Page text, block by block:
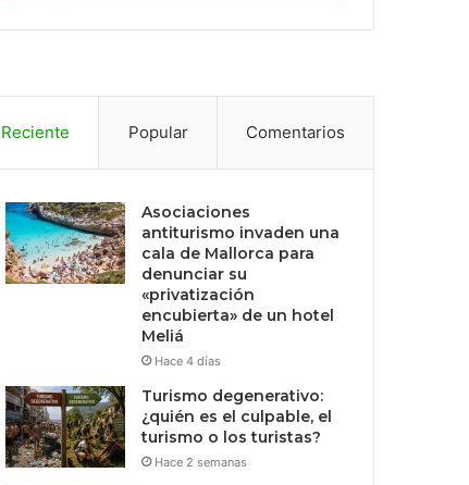
Reciente Popular Comentarios
Asociaciones
antiturismo invaden una
cala de Mallorca para
denunciar su
«privatización
encubierta» de un hotel
Meliá
Hace 4 días
Turismo degenerativo:
¿quién es el culpable, el
turismo o los turistas?
Hace 2 semanas